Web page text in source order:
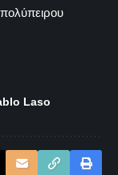
Laso